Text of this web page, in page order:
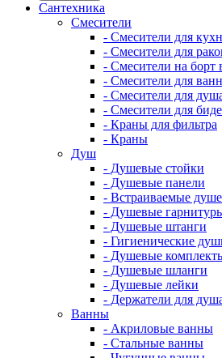
Сантехника
Смесители
- Смесители для
- Смесители для
- Смесители на борт
- Смесители для
- Смесители для
- Смесители для биде
- Краны для фильтра
- Краны
Душ
- Душевые стойки
- Душевые панели
- Встраиваемые
- Душевые
- Душевые штанги
- Гигиенические
- Душевые
- Душевые шланги
- Душевые лейки
- Держатели для
Ванны
- Акриловые ванны
- Стальные ванны